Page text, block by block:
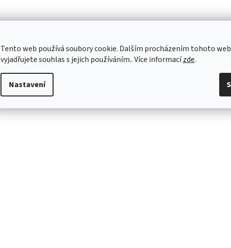
Tento web používá soubory cookie. Dalším procházením tohoto
vyjadřujete souhlas s jejich používáním.. Více informacízde.
Nastavení